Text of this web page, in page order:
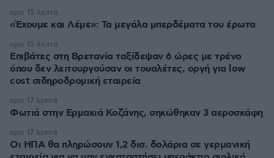
«Έχουμε και Λέμε»: Τα μεγάλα μπερδέματα του έρωτα
πριν 15 λεπτά
Επιβάτες στη Βρετανία ταξίδεψαν 6 ώρες με τρένο
όπου δεν λειτουργούσαν οι τουαλέτες, οργή για low
cost σιδηροδρομική εταιρεία
πριν 15 λεπτά
Φωτιά στην Ερμακιά Κοζάνης, σηκώθηκαν 3 αεροσκάφη
πριν 17 λεπτά
Οι ΗΠΑ θα πληρώσουν 1,2 δισ. δολάρια σε γερμανική
πριν 17 λεπτά